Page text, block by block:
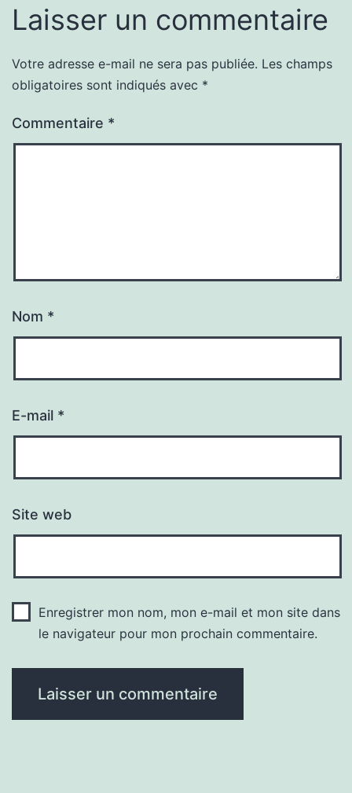
Laisser un commentaire
Votre adresse e-mail ne sera pas publiée. Les champs
obligatoires sont indiqués avec *
Commentaire *
Nom *
E-mail *
Site web
Enregistrer mon nom, mon e-mail et mon site dans
le navigateur pour mon prochain commentaire.